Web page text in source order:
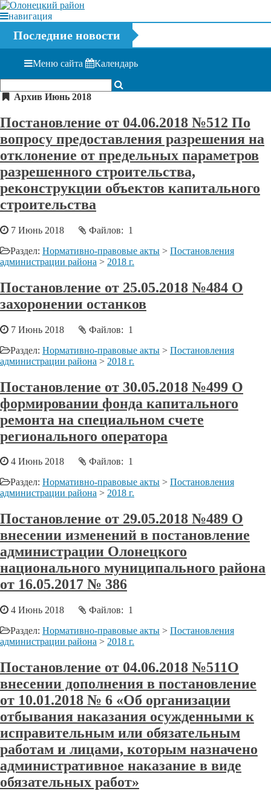
навигация
Последние новости
Меню сайта Календарь
Архив Июнь 2018
Постановление от 04.06.2018 №512 По
вопросу предоставления разрешения на
отклонение от предельных параметров
разрешенного строительства,
реконструкции объектов капитального
строительства
7 Июнь 2018
Файлов: 1
Раздел: Нормативно-правовые акты > Постановления
администрации района > 2018 г.
Постановление от 25.05.2018 №484 О
захоронении останков
7 Июнь 2018
Файлов: 1
Раздел: Нормативно-правовые акты > Постановления
администрации района > 2018 г.
Постановление от 30.05.2018 №499 О
формировании фонда капитального
ремонта на специальном счете
регионального оператора
4 Июнь 2018
Файлов: 1
Раздел: Нормативно-правовые акты > Постановления
администрации района > 2018 г.
Постановление от 29.05.2018 №489 О
внесении изменений в постановление
администрации Олонецкого
национального муниципального района
от 16.05.2017 № 386
4 Июнь 2018
Файлов: 1
Раздел: Нормативно-правовые акты > Постановления
администрации района > 2018 г.
Постановление от 04.06.2018 №511О
внесении дополнения в постановление
от 10.01.2018 № 6 «Об организации
отбывания наказания осужденными к
исправительным или обязательным
работам и лицами, которым назначено
административное наказание в виде
обязательных работ»